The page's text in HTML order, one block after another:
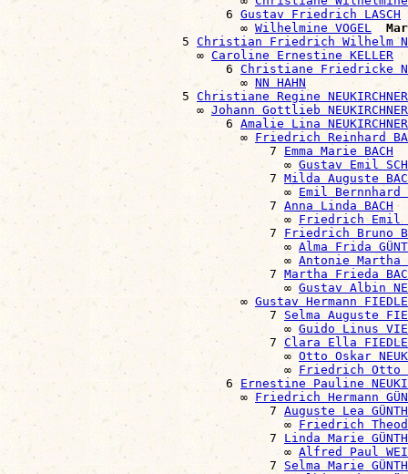
                              6
Gustav Friedrich LASCH
                                ∞
Wilhelmine VOGEL
                        5
Christian Friedrich Wilhelm
                          ∞
Caroline Ernestine KELLER
                              6
Christiane Friedricke
                                ∞
NN HAHN
                        5
Christiane Regine NEUKIRCHNER
                          ∞
Johann Gottlieb NEUKIRCHNER
                              6
Amalie Lina NEUKIRCHNER
                                ∞
Friedrich Reinhard
                                    7
Emma Marie BACH
                                      ∞
Gustav Emil
                                    7
Milda Auguste
                                      ∞
Emil Bernnhard
                                    7
Anna Linda BACH
                                      ∞
Friedrich Emil
                                    7
Friedrich Bruno
                                      ∞
Alma Frida
                                      ∞
Antonie Martha
                                    7
Martha Frieda
                                      ∞
Gustav Albin
                                ∞
Gustav Hermann
                                    7
Selma Auguste
                                      ∞
Guido Linus
                                    7
Clara Ella
                                      ∞
Otto Oskar
                                      ∞
Friedrich Otto
                              6
Ernestine Pauline
                                ∞
Friedrich Hermann
                                    7
Auguste Lea
                                      ∞
Friedrich
                                    7
Linda Marie
                                      ∞
Alfred Paul
                                    7
Selma Marie